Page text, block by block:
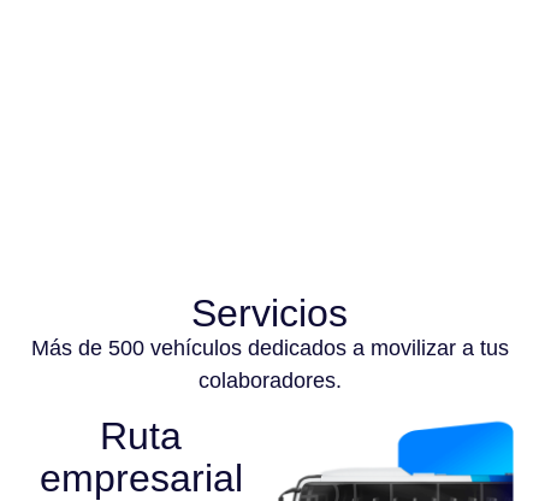
Servicios
Más de 500 vehículos dedicados a movilizar a tus
colaboradores.
Ruta
empresarial